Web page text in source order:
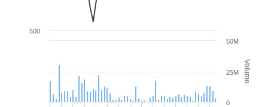
Volume
500
0
25M
50M